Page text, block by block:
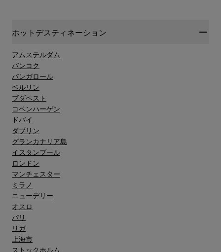
のスタッフ, 禁煙, 保護されています, ルームサービス, セーフテ
ィデポジットボックス, 自動販売機, Sports Approved, インセン
ベント, エンターテインメント - センターステージ, 公務出張。
います。, レセプションエリアの低いカウンターも利用できま
ビーエリアのバスルーム, 車椅子でのご利用が可能です。
ホットデスティネーション
アムステルダム
バンコク
バンガロール
ベルリン
ブダペスト
コペンハーゲン
ドバイ
ダブリン
グランカナリア島"
イスタンブール
ロンドン
マンチェスター
ミラノ
ニューデリー
オスロ
パリ
リガ
上海市
ストックホルム